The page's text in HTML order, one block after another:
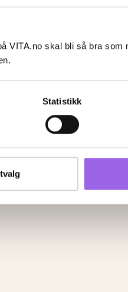
VITA.no skal bli så bra som
Statistikk